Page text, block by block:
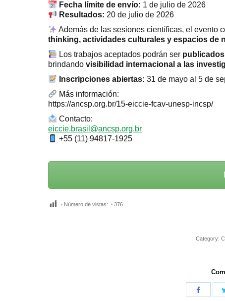
Fecha límite de envío: 1 de julio de 2026
Resultados: 20 de julio de 2026
Además de las sesiones científicas, el evento
thinking, actividades culturales y espacios de
Los trabajos aceptados podrán ser
brindando visibilidad internacional a las
Inscripciones abiertas: 31 de mayo al 5 de
Más información:
https://ancsp.org.br/15-eiccie-fcav-unesp-incsp/
Contacto:
eiccie.brasil@ancsp.org.br
+55 (11) 94817-1925
Número de vistas: 376
Category: